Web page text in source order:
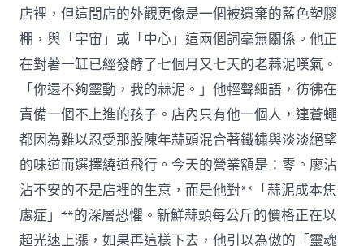
店裡，但這間店的外觀更像是一個被遺棄的藍色塑膠
棚，與「宇宙」或「中心」這兩個詞毫無關係。他正
在對著一缸已經發酵了七個月又七天的老蒜泥嘆氣。
「你還不夠靈動，我的蒜泥。」他輕聲細語，彷彿在
責備一個不上進的孩子。店內只有他一個人，連蒼蠅
都因為難以忍受那股陳年蒜頭混合著鐵鏽與淡淡絕望
的味道而選擇繞道飛行。今天的營業額是：零。廖沾
沾不安的不是店裡的生意，而是他對**「蒜泥成本焦
慮症」**的深層恐懼。新鮮蒜頭每公斤的價格正在以
超光速上漲，如果再這樣下去，他引以為傲的「靈魂